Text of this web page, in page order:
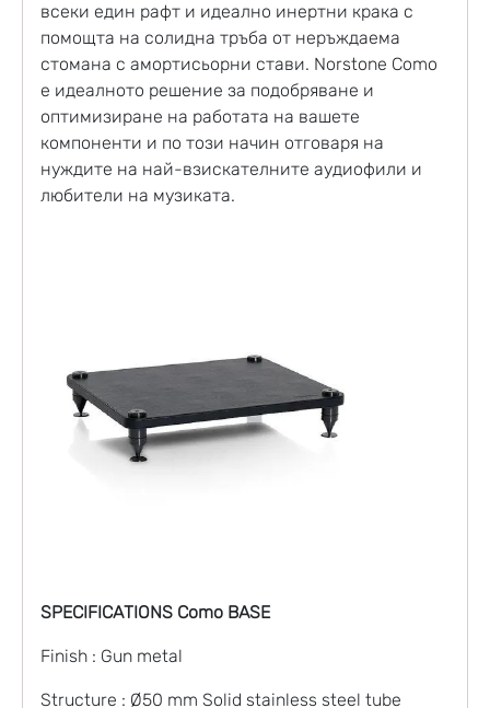
всеки един рафт и идеално инертни крака с
помощта на солидна тръба от неръждаема
стомана с амортисьорни стави. Norstone Como
е идеалното решение за подобряване и
оптимизиране на работата на вашете
компоненти и по този начин отговаря на
нуждите на най-взискателните аудиофили и
любители на музиката.
SPECIFICATIONS Como BASE
Finish : Gun metal
Structure : Ø50 mm Solid stainless steel tube